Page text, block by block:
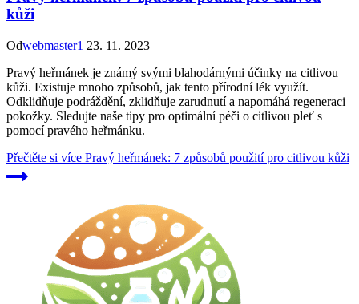
kůži
Odwebmaster1 23. 11. 2023
Pravý heřmánek je známý svými blahodárnými účinky na citlivou
kůži. Existuje mnoho způsobů, jak tento přírodní lék využít.
Odklidňuje podráždění, zklidňuje zarudnutí a napomáhá regeneraci
pokožky. Sledujte naše tipy pro optimální péči o citlivou pleť s
pomocí pravého heřmánku.
Přečtěte si více Pravý heřmánek: 7 způsobů použití pro citlivou kůži